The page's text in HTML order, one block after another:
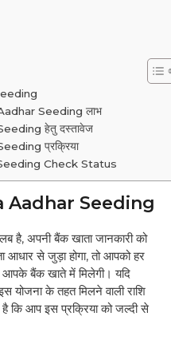
Seeding लाभ
हेतु दस्तावेज
प्रक्रिया
Check Status
Aadhar Seeding
है, अपनी बैंक खाता जानकारी को
से जुड़ा होगा, तो आपको हर
आपके बैंक खाते में मिलेगी। यदि
योजना के तहत मिलने वाली राशि
कि आप इस प्रक्रिया को जल्दी से